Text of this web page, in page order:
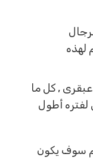
لهذه
عبقرى , كل ما
لفتره أطول
سوف يكون